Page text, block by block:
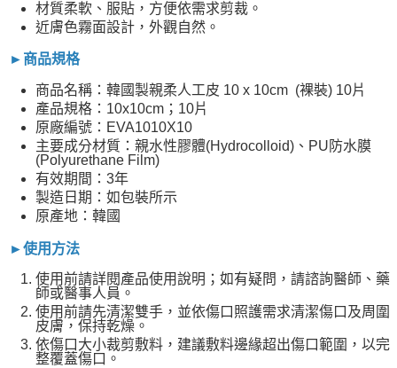
材質柔軟、服貼，方便依需求剪裁。
近膚色霧面設計，外觀自然。
►商品規格
商品名稱：韓國製親柔人工皮 10 x 10cm (裸裝) 10片
產品規格：10x10cm；10片
原廠編號：EVA1010X10
主要成分材質：親水性膠體(Hydrocolloid)、PU防水膜
(Polyurethane Film)
有效期間：3年
製造日期：如包裝所示
原產地：韓國
►使用方法
使用前請詳閱產品使用說明；如有疑問，請諮詢醫師、藥
師或醫事人員。
使用前請先清潔雙手，並依傷口照護需求清潔傷口及周圍
皮膚，保持乾燥。
依傷口大小裁剪敷料，建議敷料邊緣超出傷口範圍，以完
整覆蓋傷口。